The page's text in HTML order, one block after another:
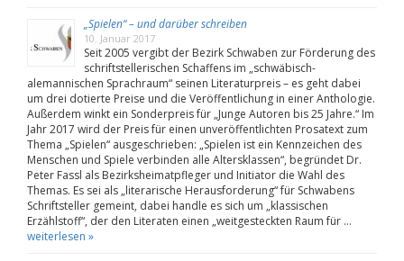
„Spielen“ – und darüber schreiben
10. Januar 2017
Seit 2005 vergibt der Bezirk Schwaben zur Förderung des
schriftstellerischen Schaffens im „schwäbisch-
alemannischen Sprachraum“ seinen Literaturpreis – es geht dabei
um drei dotierte Preise und die Veröffentlichung in einer Anthologie.
Außerdem winkt ein Sonderpreis für „Junge Autoren bis 25 Jahre.“ Im
Jahr 2017 wird der Preis für einen unveröffentlichten Prosatext zum
Thema „Spielen“ ausgeschrieben: „Spielen ist ein Kennzeichen des
Menschen und Spiele verbinden alle Altersklassen“, begründet Dr.
Peter Fassl als Bezirksheimatpfleger und Initiator die Wahl des
Themas. Es sei als „literarische Herausforderung“ für Schwabens
Schriftsteller gemeint, dabei handle es sich um „klassischen
Erzählstoff“, der den Literaten einen „weitgesteckten Raum für …
weiterlesen »